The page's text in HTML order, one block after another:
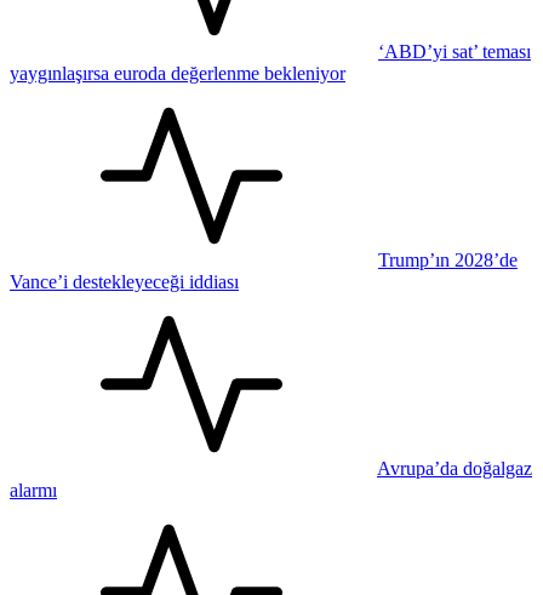
‘ABD’yi sat’ teması
yaygınlaşırsa euroda değerlenme bekleniyor
Trump’ın 2028’de
Vance’i destekleyeceği iddiası
Avrupa’da doğalgaz
alarmı